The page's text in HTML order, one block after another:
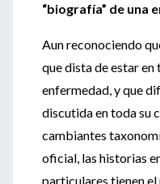
“biografía” de una
Aun reconociendo
que dista de estar en
enfermedad, y que
discutida en toda su
cambiantes
oficial, las historias
particulares tienen